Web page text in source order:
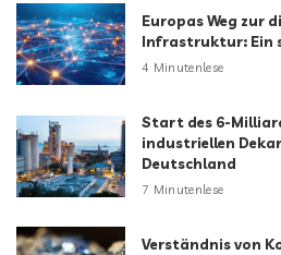
Europas Weg zur
Infrastruktur: Ein
4 Minutenlese
Start des 6-
industriellen
Deutschland
7 Minutenlese
Verständnis von